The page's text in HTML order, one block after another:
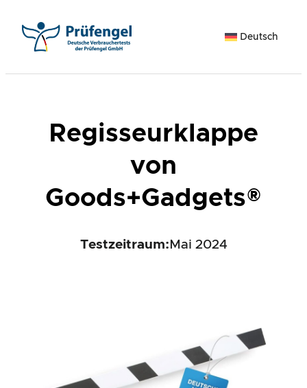
Inhalt
springen
Deutsch
Regisseurklappe
von
Goods+Gadgets®
Testzeitraum: Mai 2024